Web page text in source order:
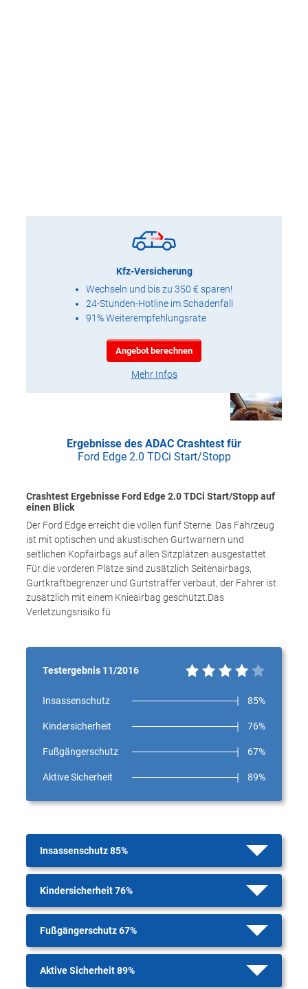
Kfz-Versicherung
Wechseln und bis zu 350 € sparen!
24-Stunden-Hotline im Schadenfall
91% Weiterempfehlungsrate
Angebot berechnen
Mehr Infos
Ergebnisse des ADAC Crashtest für
Ford Edge 2.0 TDCi Start/Stopp
Crashtest Ergebnisse Ford Edge 2.0 TDCi Start/Stopp auf
einen Blick
Der Ford Edge erreicht die vollen fünf Sterne. Das Fahrzeug
ist mit optischen und akustischen Gurtwarnern und
seitlichen Kopfairbags auf allen Sitzplätzen ausgestattet.
Für die vorderen Plätze sind zusätzlich Seitenairbags,
Gurtkraftbegrenzer und Gurtstraffer verbaut, der Fahrer ist
zusätzlich mit einem Knieairbag geschützt.Das
Verletzungsrisiko fü
Testergebnis 11/2016
Insassenschutz 85%
Kindersicherheit 76%
Fußgängerschutz 67%
Aktive Sicherheit 89%
Insassenschutz 85%
Kindersicherheit 76%
Fußgängerschutz 67%
Aktive Sicherheit 89%